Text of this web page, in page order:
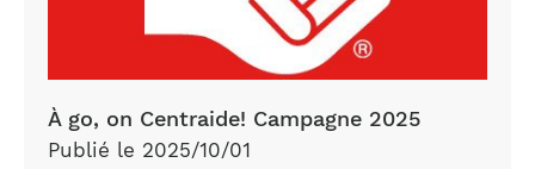
À go, on Centraide! Campagne 2025
Publié le 2025/10/01